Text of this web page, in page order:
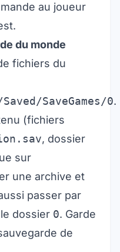
au joueur
du monde
fichiers du
SaveGames/0.
(fichiers
, dossier
sur
une archive et
passer par
dossier 0. Garde
de